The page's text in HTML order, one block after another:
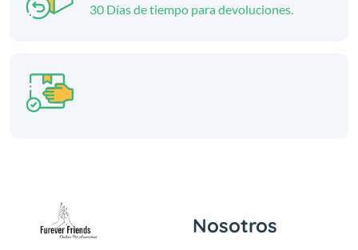
30 Días de tiempo para devoluciones.
Nosotros